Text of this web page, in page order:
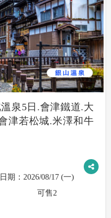
泉5日.會津鐵道.大
津若松城.米澤和牛
2026/08/17 (一)
可售2